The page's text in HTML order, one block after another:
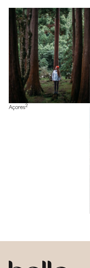
Açores2